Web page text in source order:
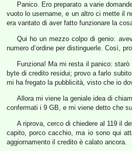
Panico. Ero preparato a varie
vuoto lo username, e un altro ci mette il
era vantato di aver fatto funzionare la
Qui ho un mezzo colpo di genio:
numero d’ordine per distinguerle. Così,
Funziona! Ma mi resta il panico:
byte di credito residui; provo a farlo
mi ha fregato la pubblicità, visto che io
Allora mi viene la geniale idea di
confermati i 9 GB, e mi viene detto che
A riprova, cerco di chiedere al 119 il
capito, porco cacchio, ma io sono qui
aggiornamento il credito è calato ancora.